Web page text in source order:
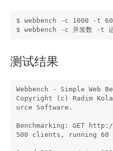
$ webbench -c 1000 -t
测试结果
Webbench - Simple Web
Copyright (c) Radim
urce Software.
Benchmarking: GET
500 clients, running 60